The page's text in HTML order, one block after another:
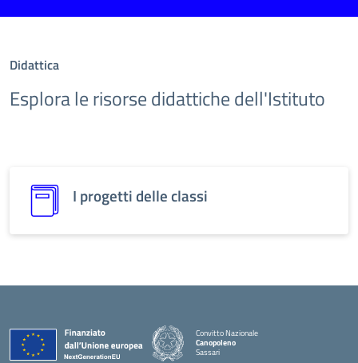
Didattica
Esplora le risorse didattiche dell'Istituto
I progetti delle classi
Convitto Nazionale
Canopoleno
Sassari